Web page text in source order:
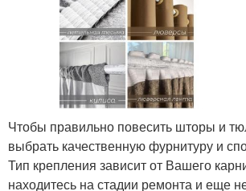
Чтобы правильно повесить шторы и
выбрать качественную фурнитуру и
Тип крепления зависит от Вашего
находитесь на стадии ремонта и еще